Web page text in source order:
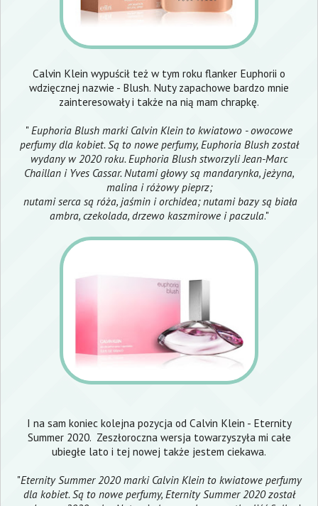
Calvin Klein wypuścił też w tym roku flanker Euphorii o
wdzięcznej nazwie - Blush. Nuty zapachowe bardzo mnie
zainteresowały i także na nią mam chrapkę.
"Euphoria Blush marki Calvin Klein to kwiatowo - owocowe
perfumy dla kobiet. Są to nowe perfumy, Euphoria Blush został
wydany w 2020 roku. Euphoria Blush stworzyli Jean-Marc
Chaillan i Yves Cassar. Nutami głowy są mandarynka, jeżyna,
malina i różowy pieprz;
nutami serca są róża, jaśmin i orchidea; nutami bazy są biała
ambra, czekolada, drzewo kaszmirowe i paczula."
I na sam koniec kolejna pozycja od Calvin Klein - Eternity
Summer 2020. Zeszłoroczna wersja towarzyszyła mi całe
ubiegłe lato i tej nowej także jestem ciekawa.
"Eternity Summer 2020 marki Calvin Klein to kwiatowe perfumy
dla kobiet. Są to nowe perfumy, Eternity Summer 2020 został